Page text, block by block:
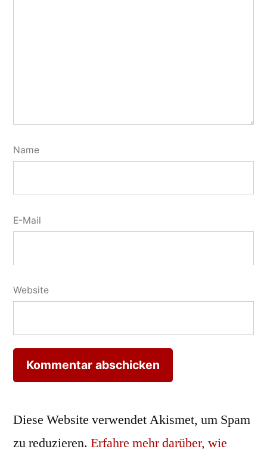
Name
E-Mail
Website
Diese Website verwendet Akismet, um Spam
zu reduzieren. Erfahre mehr darüber, wie